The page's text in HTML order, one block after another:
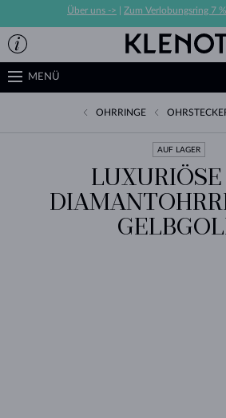
Über uns -> Zum Verlobungsring 7
MENÜ
OHRRINGE
AUF LAGER
LUXURIÖSE